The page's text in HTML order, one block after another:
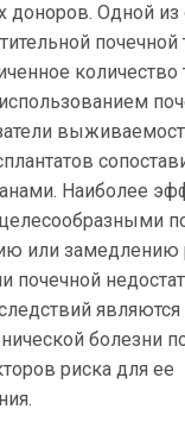
доноров. Одной
почечной
количество
Наиболее
или замедлению
почечной
являются
болезни
риска для ее